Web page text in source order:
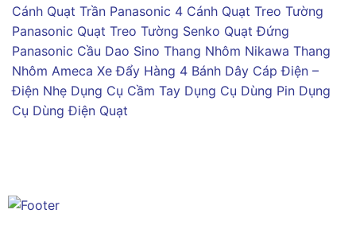
Cánh Quạt Trần Panasonic 4 Cánh Quạt Treo Tường
Panasonic Quạt Treo Tường Senko Quạt Đứng
Panasonic Cầu Dao Sino Thang Nhôm Nikawa Thang
Nhôm Ameca Xe Đẩy Hàng 4 Bánh Dây Cáp Điện –
Điện Nhẹ Dụng Cụ Cầm Tay Dụng Cụ Dùng Pin Dụng
Cụ Dùng Điện Quạt